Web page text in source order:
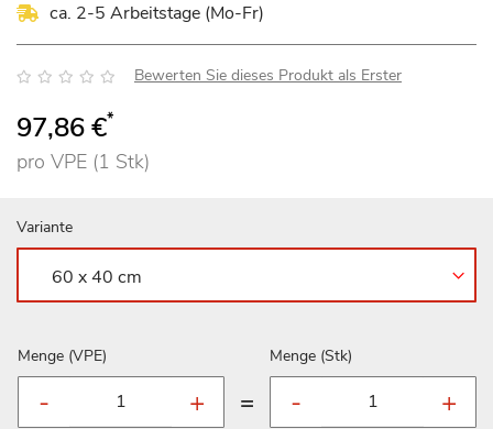
ca. 2-5 Arbeitstage (Mo-Fr)
Bewertung: Bewerten Sie dieses Produkt als Erster
97,86 €*
pro VPE (1 Stk)
Variante
Menge (VPE)
=
Menge (Stk)